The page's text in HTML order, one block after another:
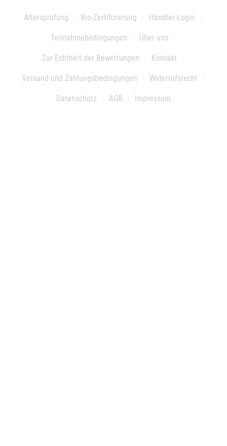
Altersprüfung Bio-Zertifizierung Händler-Login
Teilnahmebedingungen Über uns
Zur Echtheit der Bewertungen Kontakt
Versand und Zahlungsbedingungen Widerrufsrecht
Datenschutz AGB Impressum